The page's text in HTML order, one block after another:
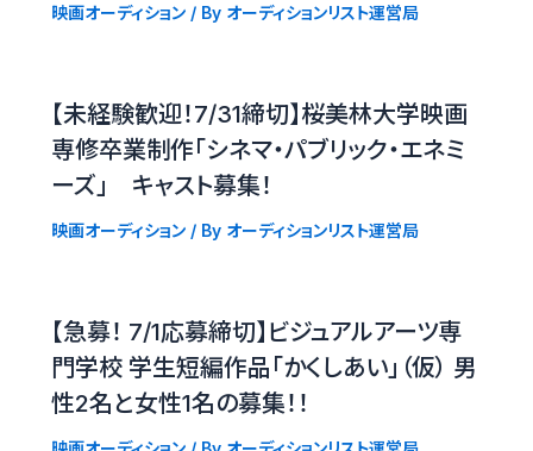
映画オーディション/ By オーディションリスト運営局
【未経験歓迎！7/31締切】桜美林大学映画
専修卒業制作「シネマ・パブリック・エネミ
ーズ」 キャスト募集！
映画オーディション/ By オーディションリスト運営局
【急募！ 7/1応募締切】ビジュアルアーツ専
門学校 学生短編作品「かくしあい」（仮） 男
性2名と女性1名の募集！！